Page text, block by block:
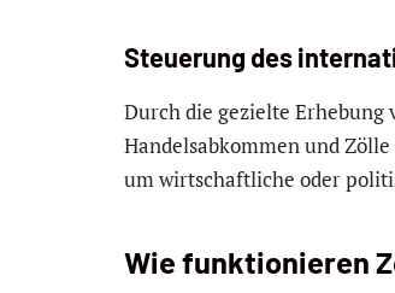
Steuerung des
Durch die gezielte
Handelsabkommen und
um wirtschaftliche oder
Wie funktionieren